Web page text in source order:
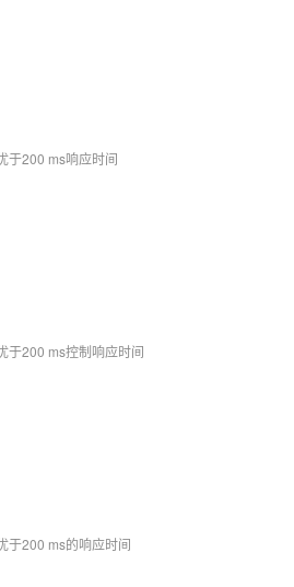
于200 ms响应时间
于200 ms控制响应时间
于200 ms的响应时间